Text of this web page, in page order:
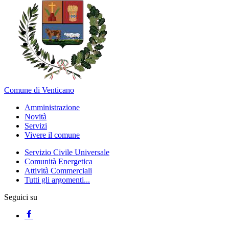
Comune di Venticano
Amministrazione
Novità
Servizi
Vivere il comune
Servizio Civile Universale
Comunità Energetica
Attività Commerciali
Tutti gli argomenti...
Seguici su